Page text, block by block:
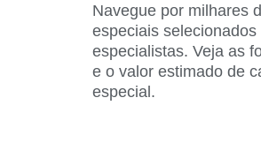
Navegue por milhares
especiais selecionados
especialistas. Veja as
e o valor estimado de
especial.